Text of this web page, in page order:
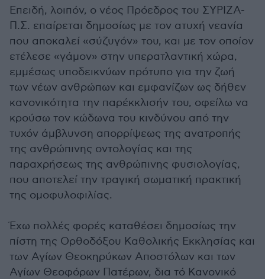
Επειδή, λοιπόν, ο νέος Πρόεδρος του ΣΥΡΙΖΑ-
Π.Σ. επαίρεται δημοσίως με τον ατυχή νεανία
που αποκαλεί «σύζυγόν» του, και με τον οποίον
ετέλεσε «γάμον» στην υπερατλαντική χώρα,
εμμέσως υποδεικνύων πρότυπο για την ζωή
των νέων ανθρώπων και εμφανίζων ως δήθεν
κανονικότητα την παρέκκλισήν του, οφείλω να
κρούσω τον κώδωνα του κινδύνου από την
τυχόν άμβλυνση απορρίψεως της ανατροπής
της ανθρώπινης οντολογίας και της
παραχρήσεως της ανθρώπινης φυσιολογίας,
που αποτελεί την τραγική σωματική πρακτική
της ομοφυλοφιλίας.
Έχω πολλές φορές καταθέσει δημοσίως την
πίστη της Ορθοδόξου Καθολικής Εκκλησίας και
των Αγίων Θεοκηρύκων Αποστόλων και των
Αγίων Θεοφόρων Πατέρων, δια τό Κανονικό